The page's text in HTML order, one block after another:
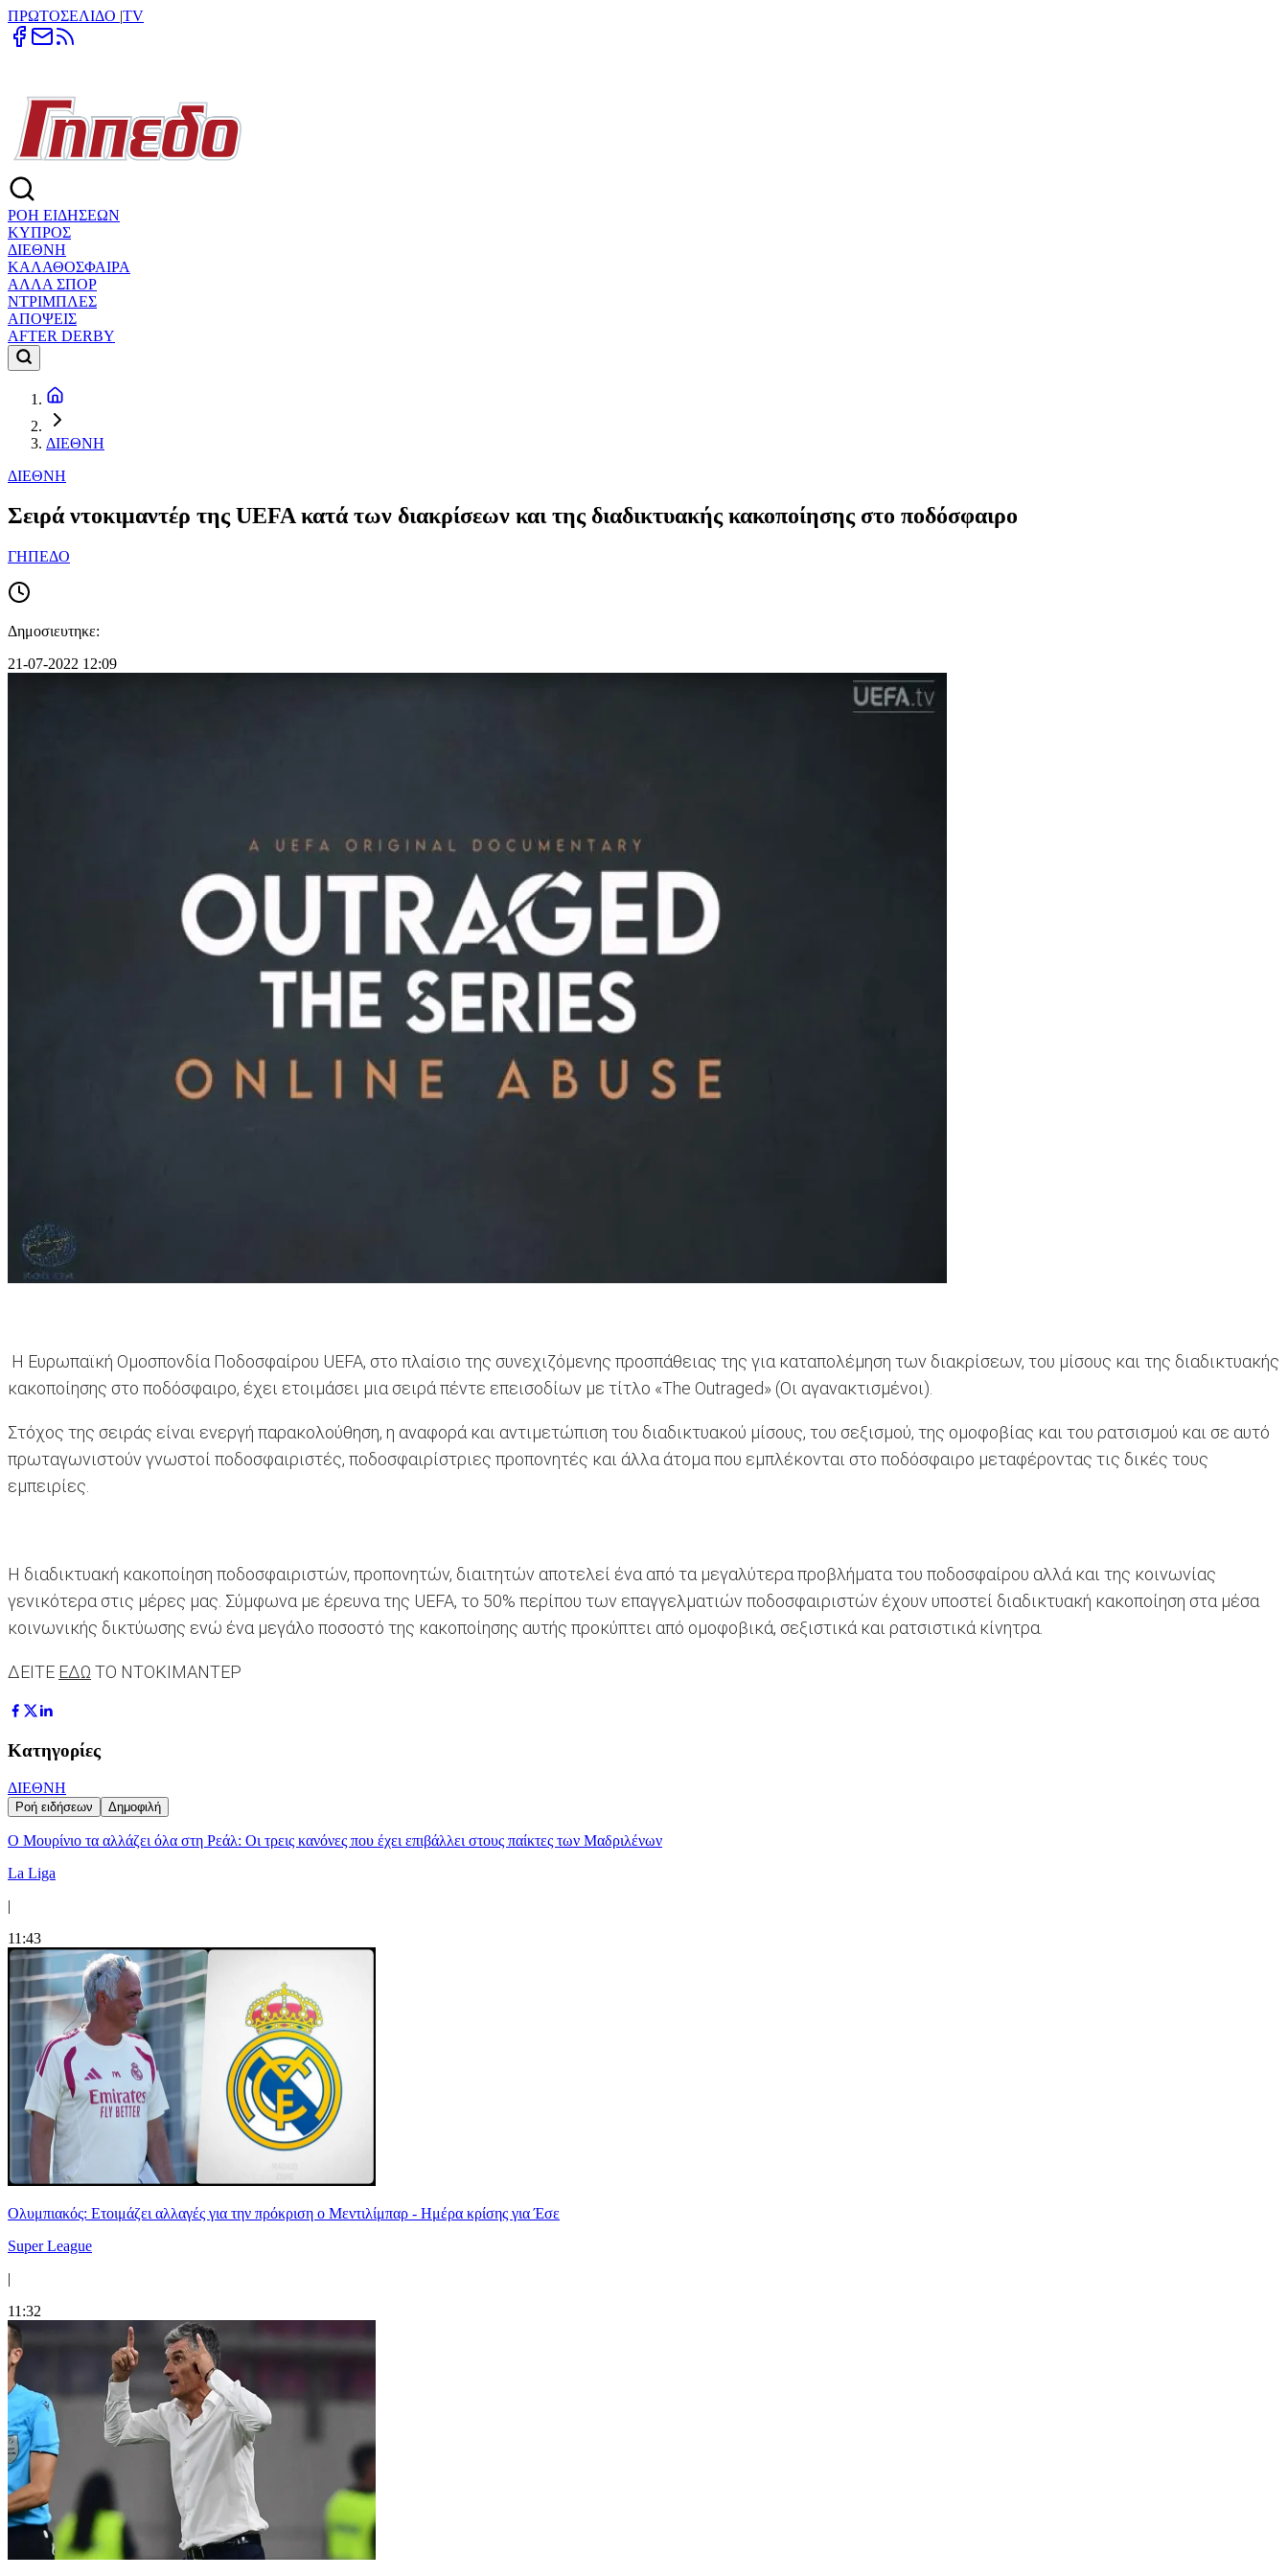
ΠΡΩΤΟΣΕΛΙΔΟ |TV
ΡΟΗ ΕΙΔΗΣΕΩΝ
ΚΥΠΡΟΣ
ΔΙΕΘΝΗ
ΚΑΛΑΘΟΣΦΑΙΡΑ
ΑΛΛΑ ΣΠΟΡ
ΝΤΡΙΜΠΛΕΣ
ΑΠΟΨΕΙΣ
AFTER DERBY
ΔΙΕΘΝΗ
ΔΙΕΘΝΗ
Σειρά ντοκιμαντέρ της UEFA κατά των διακρίσεων και της διαδικτυακής κακοποίησης στο ποδόσφαιρο
ΓΗΠΕΔΟ
Δημοσιευτηκε:
21-07-2022 12:09
Η Ευρωπαϊκή Ομοσπονδία Ποδοσφαίρου UEFA, στο πλαίσιο της συνεχιζόμενης προσπάθειας της για καταπολέμηση των διακρίσεων, του μίσους και της διαδικτυακής
κακοποίησης στο ποδόσφαιρο, έχει ετοιμάσει μια σειρά πέντε επεισοδίων με τίτλο «The Outraged» (Οι αγανακτισμένοι).
Στόχος της σειράς είναι ενεργή παρακολούθηση, η αναφορά και αντιμετώπιση του διαδικτυακού μίσους, του σεξισμού, της ομοφοβίας και του ρατσισμού και σε αυτό
πρωταγωνιστούν γνωστοί ποδοσφαιριστές, ποδοσφαιρίστριες προπονητές και άλλα άτομα που εμπλέκονται στο ποδόσφαιρο μεταφέροντας τις δικές τους
εμπειρίες.
Η διαδικτυακή κακοποίηση ποδοσφαιριστών, προπονητών, διαιτητών αποτελεί ένα από τα μεγαλύτερα προβλήματα του ποδοσφαίρου αλλά και της κοινωνίας
γενικότερα στις μέρες μας. Σύμφωνα με έρευνα της UEFA, το 50% περίπου των επαγγελματιών ποδοσφαιριστών έχουν υποστεί διαδικτυακή κακοποίηση στα μέσα
κοινωνικής δικτύωσης ενώ ένα μεγάλο ποσοστό της κακοποίησης αυτής προκύπτει από ομοφοβικά, σεξιστικά και ρατσιστικά κίνητρα.
ΔΕΙΤΕ ΕΔΩ ΤΟ ΝΤΟΚΙΜΑΝΤΕΡ
Κατηγορίες
ΔΙΕΘΝΗ
Ροή ειδήσεων Δημοφιλή
Ο Μουρίνιο τα αλλάζει όλα στη Ρεάλ: Οι τρεις κανόνες που έχει επιβάλλει στους παίκτες των Μαδριλένων
La Liga
|
11:43
Ολυμπιακός: Ετοιμάζει αλλαγές για την πρόκριση ο Μεντιλίμπαρ - Ημέρα κρίσης για Έσε
Super League
|
11:32